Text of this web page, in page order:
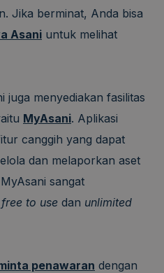
Jika berminat, Anda bisa
Asani untuk melihat
juga menyediakan fasilitas
MyAsani. Aplikasi
canggih yang dapat
dan melaporkan aset
sangat
free to use dan unlimited
penawaran dengan